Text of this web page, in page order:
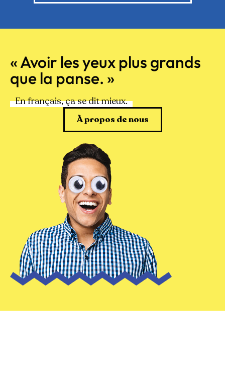
« Avoir les yeux plus grands
que la panse. »
En français, ça se dit mieux.
À propos de nous